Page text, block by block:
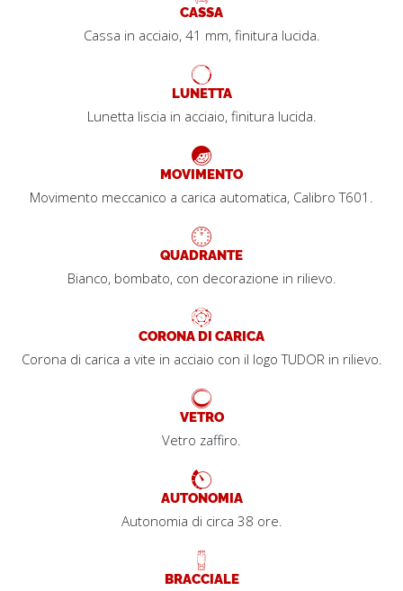
CASSA
Cassa in acciaio, 41 mm, finitura lucida.
LUNETTA
Lunetta liscia in acciaio, finitura lucida.
MOVIMENTO
Movimento meccanico a carica automatica, Calibro T601.
QUADRANTE
Bianco, bombato, con decorazione in rilievo.
CORONA DI CARICA
Corona di carica a vite in acciaio con il logo TUDOR in rilievo.
VETRO
Vetro zaffiro.
AUTONOMIA
Autonomia di circa 38 ore.
BRACCIALE